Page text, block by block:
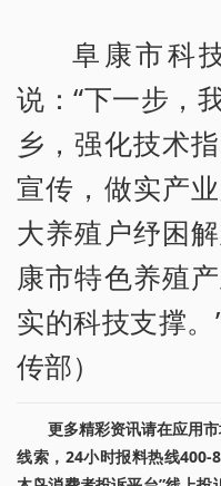
阜康市科
说：“下一步，
乡，强化技术
宣传，做实产
大养殖户纾困
康市特色养殖
实的科技支撑
传部）
更多精彩资讯请在应用
线索，24小时报料热线400-